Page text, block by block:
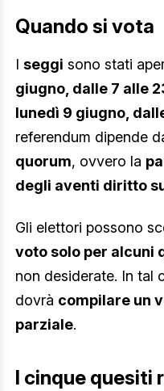
Quando si vota
I seggi sono stati
giugno, dalle 7 alle
lunedì 9 giugno,
referendum dipende
quorum, ovvero la
degli aventi diritto
Gli elettori possono
voto solo per alcuni
non desiderate. In tal
dovrà compilare un
parziale.
I cinque quesiti